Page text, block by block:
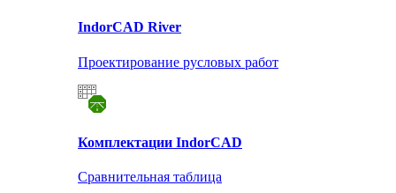
IndorCAD River
Проектирование русловых работ
Комплектации IndorCAD
Сравнительная таблица